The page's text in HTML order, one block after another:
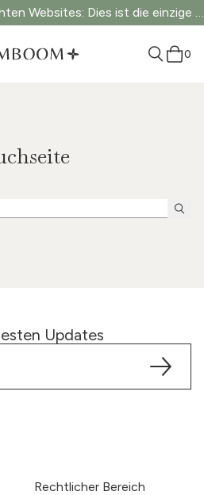
Hüten Sie sich vor gefälschten Websites: Dies ist die einzige offizielle Website.
0
Updates
Rechtlicher Bereich